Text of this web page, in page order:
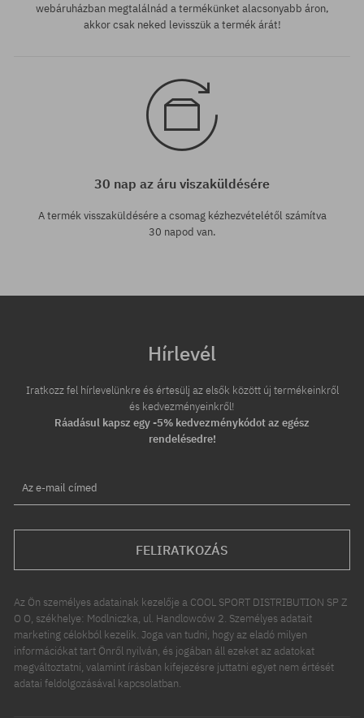
webáruházban megtalálnád a termékünket alacsonyabb áron,
akkor csak neked levisszük a termék árát!
30 nap az áru viszaküldésére
A termék visszaküldésére a csomag kézhezvételétől számítva
30 napod van.
Hírlevél
Iratkozz fel hírlevelünkre és értesülj az elsők között új termékeinkről
és kedvezményeinkről!
Ráadásul kapsz egy -5% kedvezménykódot az egész
rendelésedre!
Az e-mail címed
FELIRATKOZÁS
Az Ön személyes adatainak kezelője a COOL SPORT DISTRIBUTION SP Z
O O, székhelye: Modlniczka, ul. Handlowców 2. Személyes adatait
marketing célokból kezelik. Joga van tudni, hogy az eladó milyen
információkat tart Önről nyilván, és jogában áll ezeket az adatokat
megváltoztatni, valamint írásban kifejezésre juttatni egyet nem értését
adatai feldolgozásával kapcsolatban.